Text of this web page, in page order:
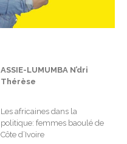
ASSIE-LUMUMBA N’dri
Thérèse
Les africaines dans la
politique: femmes baoulé de
Côte d’Ivoire